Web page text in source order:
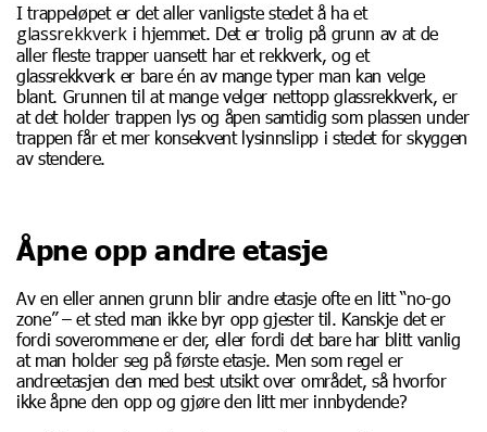
I trappeløpet er det aller vanligste stedet å ha et
glassrekkverki hjemmet. Det er trolig på grunn av at de
aller fleste trapper uansett har et rekkverk, og et
glassrekkverk er bare én av mange typer man kan velge
blant. Grunnen til at mange velger nettopp glassrekkverk, er
at det holder trappen lys og åpen samtidig som plassen under
trappen får et mer konsekvent lysinnslipp i stedet for skyggen
av stendere.
Åpne opp andre etasje
Av en eller annen grunn blir andre etasje ofte en litt “no-go
zone” – et sted man ikke byr opp gjester til. Kanskje det er
fordi soverommene er der, eller fordi det bare har blitt vanlig
at man holder seg på første etasje. Men som regel er
andreetasjen den med best utsikt over området, så hvorfor
ikke åpne den opp og gjøre den litt mer innbydende?